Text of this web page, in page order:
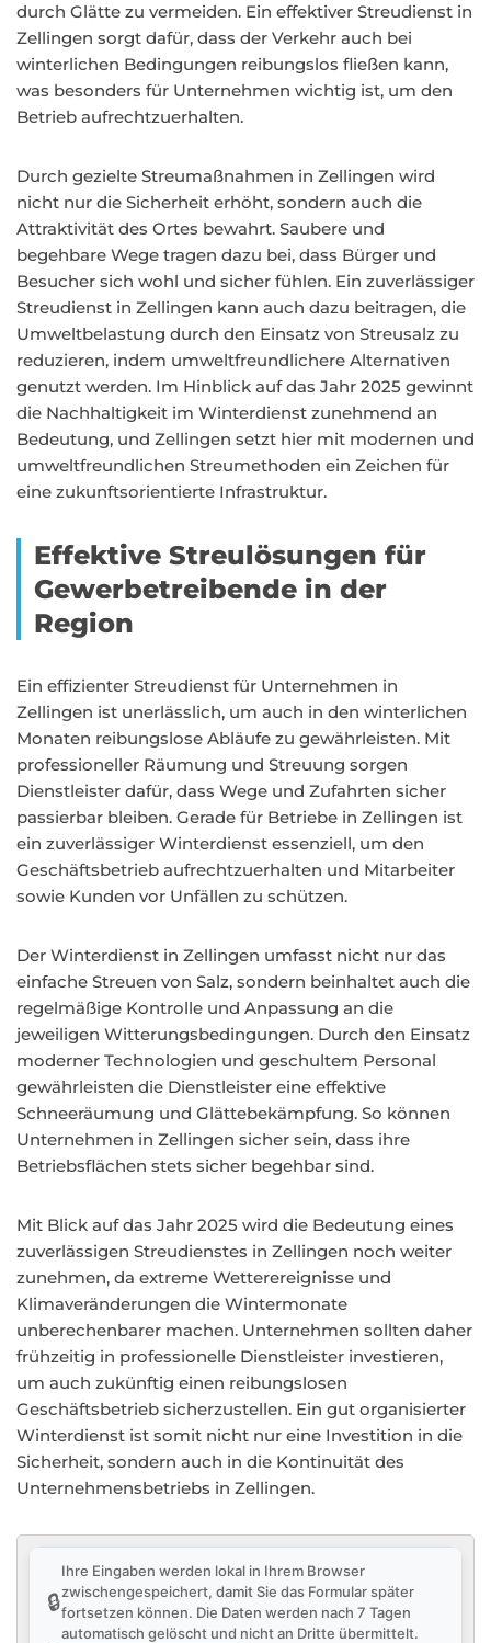
durch Glätte zu vermeiden. Ein effektiver Streudienst in
Zellingen sorgt dafür, dass der Verkehr auch bei
winterlichen Bedingungen reibungslos fließen kann,
was besonders für Unternehmen wichtig ist, um den
Betrieb aufrechtzuerhalten.
Durch gezielte Streumaßnahmen in Zellingen wird
nicht nur die Sicherheit erhöht, sondern auch die
Attraktivität des Ortes bewahrt. Saubere und
begehbare Wege tragen dazu bei, dass Bürger und
Besucher sich wohl und sicher fühlen. Ein zuverlässiger
Streudienst in Zellingen kann auch dazu beitragen, die
Umweltbelastung durch den Einsatz von Streusalz zu
reduzieren, indem umweltfreundlichere Alternativen
genutzt werden. Im Hinblick auf das Jahr 2025 gewinnt
die Nachhaltigkeit im Winterdienst zunehmend an
Bedeutung, und Zellingen setzt hier mit modernen und
umweltfreundlichen Streumethoden ein Zeichen für
eine zukunftsorientierte Infrastruktur.
Effektive Streulösungen für
Gewerbetreibende in der
Region
Ein effizienter Streudienst für Unternehmen in
Zellingen ist unerlässlich, um auch in den winterlichen
Monaten reibungslose Abläufe zu gewährleisten. Mit
professioneller Räumung und Streuung sorgen
Dienstleister dafür, dass Wege und Zufahrten sicher
passierbar bleiben. Gerade für Betriebe in Zellingen ist
ein zuverlässiger Winterdienst essenziell, um den
Geschäftsbetrieb aufrechtzuerhalten und Mitarbeiter
sowie Kunden vor Unfällen zu schützen.
Der Winterdienst in Zellingen umfasst nicht nur das
einfache Streuen von Salz, sondern beinhaltet auch die
regelmäßige Kontrolle und Anpassung an die
jeweiligen Witterungsbedingungen. Durch den Einsatz
moderner Technologien und geschultem Personal
gewährleisten die Dienstleister eine effektive
Schneeräumung und Glättebekämpfung. So können
Unternehmen in Zellingen sicher sein, dass ihre
Betriebsflächen stets sicher begehbar sind.
Mit Blick auf das Jahr 2025 wird die Bedeutung eines
zuverlässigen Streudienstes in Zellingen noch weiter
zunehmen, da extreme Wetterereignisse und
Klimaveränderungen die Wintermonate
unberechenbarer machen. Unternehmen sollten daher
frühzeitig in professionelle Dienstleister investieren,
um auch zukünftig einen reibungslosen
Geschäftsbetrieb sicherzustellen. Ein gut organisierter
Winterdienst ist somit nicht nur eine Investition in die
Sicherheit, sondern auch in die Kontinuität des
Unternehmensbetriebs in Zellingen.
🔒
Ihre Eingaben werden lokal in Ihrem Browser
zwischengespeichert, damit Sie das Formular später
fortsetzen können. Die Daten werden nach 7 Tagen
automatisch gelöscht und nicht an Dritte übermittelt.